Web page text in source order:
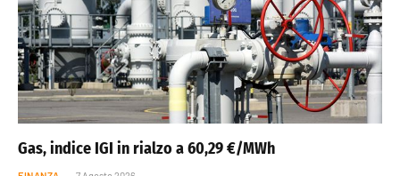
Gas, indice IGI in rialzo a 60,29 €/MWh